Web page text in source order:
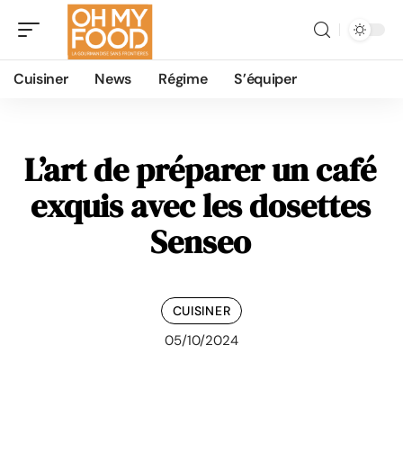
Cuisiner News Régime S’équiper
L’art de préparer un café
exquis avec les dosettes
Senseo
CUISINER
05/10/2024